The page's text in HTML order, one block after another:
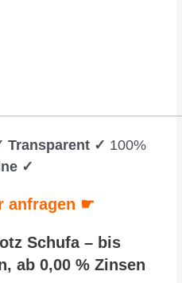
✓ 100%
✓
anfragen ☛
Schufa – bis
ab 0,00 % Zinsen